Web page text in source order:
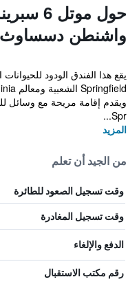
حول
واشنطن
يقع هذا الفندق الودود
Spr...
المزيد
من الجيد أن تعلم
وقت تسجيل الصعود للطائرة
وقت تسجيل المغادرة
الدفع والإلغاء
رقم مكتب الاستقبال